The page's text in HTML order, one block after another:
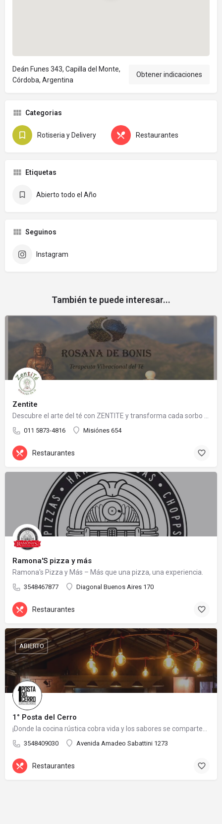
Deán Funes 343, Capilla del Monte,
Córdoba, Argentina
Obtener indicaciones
Categorias
Rotiseria y Delivery Restaurantes
Etiquetas
Abierto todo el Año
Seguinos
Instagram
También te puede interesar...
Zentite
011 5873-4816 Misiónes 654
Restaurantes
Ramona'S pizza y más
Ramona's Pizza y Más – Más que una pizza, una experiencia.
3548467877 Diagonal Buenos Aires 170
Restaurantes
1° Posta del Cerro
3548409030 Avenida Amadeo Sabattini 1273
ABIERTO
Restaurantes